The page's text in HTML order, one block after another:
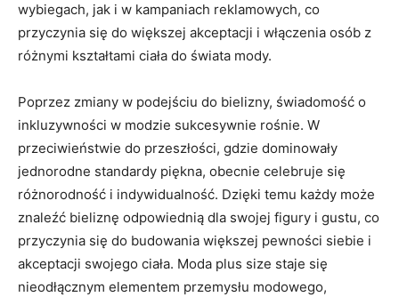
wybiegach, jak‌ i w kampaniach reklamowych,⁢ co
przyczynia się do większej akceptacji i włączenia osób z
różnymi kształtami ciała do⁤ świata mody.
Poprzez zmiany w podejściu do bielizny, świadomość o
inkluzywności w modzie ‍sukcesywnie rośnie. W
przeciwieństwie⁢ do przeszłości, gdzie dominowały
jednorodne standardy piękna, obecnie celebruje się
różnorodność i indywidualność.‌ Dzięki‍ temu każdy może
znaleźć bieliznę odpowiednią dla swojej figury i gustu,‍ co
przyczynia ⁢się ‌do budowania większej pewności siebie i
akceptacji swojego ciała. ‌Moda plus size staje​ się
nieodłącznym elementem przemysłu modowego,